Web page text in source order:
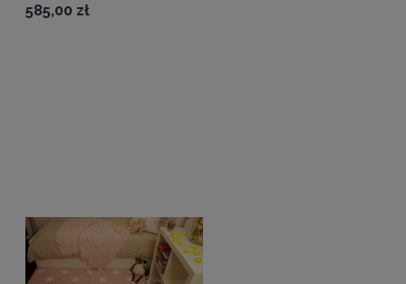
585,00 zł